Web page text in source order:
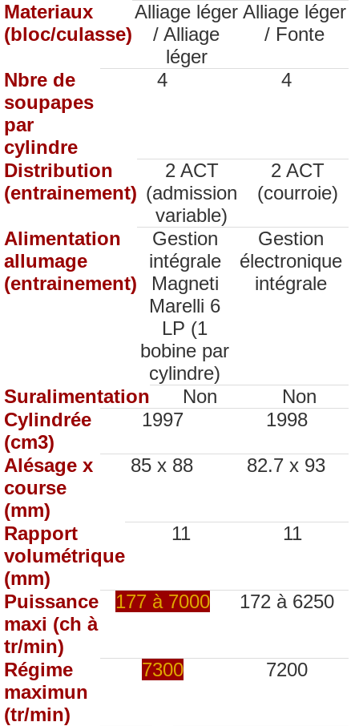
Materiaux
(bloc/culasse)
Alliage léger
/ Alliage
léger
Alliage léger
/ Fonte
Nbre de
soupapes
par
cylindre
4 4
Distribution
(entrainement)
2 ACT
(admission
variable)
2 ACT
(courroie)
Alimentation
allumage
(entrainement)
Gestion
intégrale
Magneti
Marelli 6
LP (1
bobine par
cylindre)
Gestion
électronique
intégrale
Suralimentation Non
Non
Cylindrée
(cm3)
1997 1998
Alésage x
course
(mm)
85 x 88 82.7 x 93
Rapport
volumétrique
(mm)
11 11
Puissance
maxi (ch à
tr/min)
177 à 7000 172 à 6250
Régime
maximun
(tr/min)
7300 7200